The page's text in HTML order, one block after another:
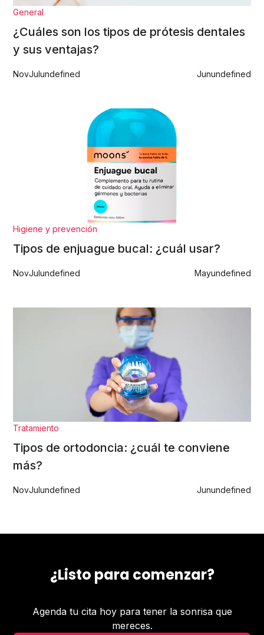
General
¿Cuáles son los tipos de prótesis dentales
y sus ventajas?
NovJulundefined Junundefined
Higiene y prevención
Tipos de enjuague bucal: ¿cuál usar?
NovJulundefined Mayundefined
Tratamiento
Tipos de ortodoncia: ¿cuál te conviene
más?
NovJulundefined Junundefined
¿Listo para comenzar?
Agenda tu cita hoy para tener la sonrisa que
mereces.